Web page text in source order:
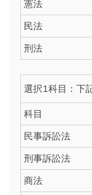
憲法
民法
刑法
選択1科目：下
科目
民事訴訟法
刑事訴訟法
商法